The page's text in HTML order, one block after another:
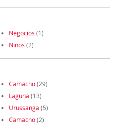
Negocios (1)
Niños (2)
Camacho(29)
Laguna (13)
Urussanga (5)
Camacho(2)